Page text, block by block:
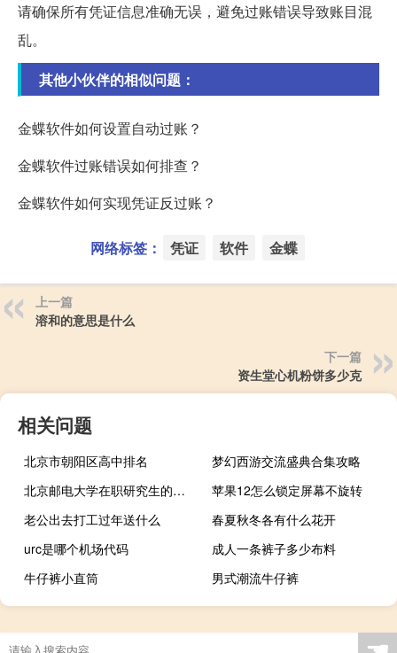
请确保所有凭证信息准确无误，避免过账错误导致账目混
乱。
其他小伙伴的相似问题：
金蝶软件如何设置自动过账？
金蝶软件过账错误如何排查？
金蝶软件如何实现凭证反过账？
网络标签： 凭证 软件 金蝶
上一篇
溶和的意思是什么
下一篇
资生堂心机粉饼多少克
相关问题
北京市朝阳区高中排名
梦幻西游交流盛典合集攻略
北京邮电大学在职研究生的学费是不是很高
苹果12怎么锁定屏幕不旋转
老公出去打工过年送什么
春夏秋冬各有什么花开
urc是哪个机场代码
成人一条裤子多少布料
牛仔裤小直筒
男式潮流牛仔裤